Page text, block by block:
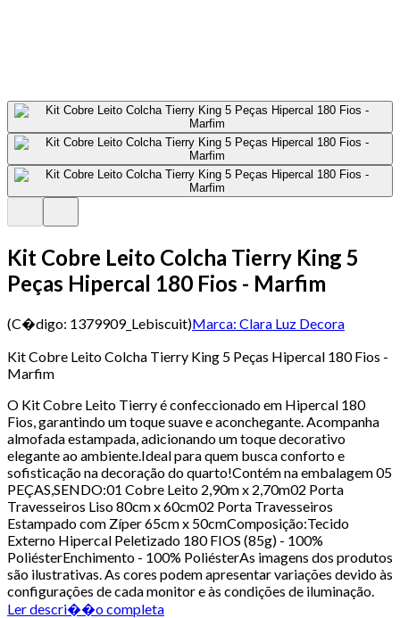
Kit Cobre Leito Colcha Tierry King 5
Peças Hipercal 180 Fios - Marfim
(C�digo: 1379909_Lebiscuit)Marca: Clara Luz Decora
Kit Cobre Leito Colcha Tierry King 5 Peças Hipercal 180 Fios -
Marfim
O Kit Cobre Leito Tierry é confeccionado em Hipercal 180
Fios, garantindo um toque suave e aconchegante. Acompanha
almofada estampada, adicionando um toque decorativo
elegante ao ambiente.Ideal para quem busca conforto e
sofisticação na decoração do quarto!Contém na embalagem 05
PEÇAS,SENDO:01 Cobre Leito 2,90m x 2,70m02 Porta
Travesseiros Liso 80cm x 60cm02 Porta Travesseiros
Estampado com Zíper 65cm x 50cmComposição:Tecido
Externo Hipercal Peletizado 180 FIOS (85g) - 100%
PoliésterEnchimento - 100% PoliésterAs imagens dos produtos
são ilustrativas. As cores podem apresentar variações devido às
configurações de cada monitor e às condições de iluminação.
Ler descri��o completa